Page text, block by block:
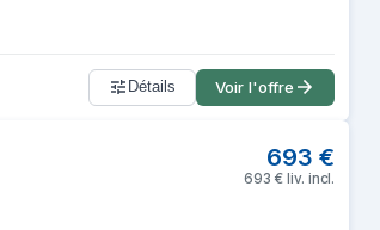
Détails Voir l'offre
693 €
693 € liv. incl.